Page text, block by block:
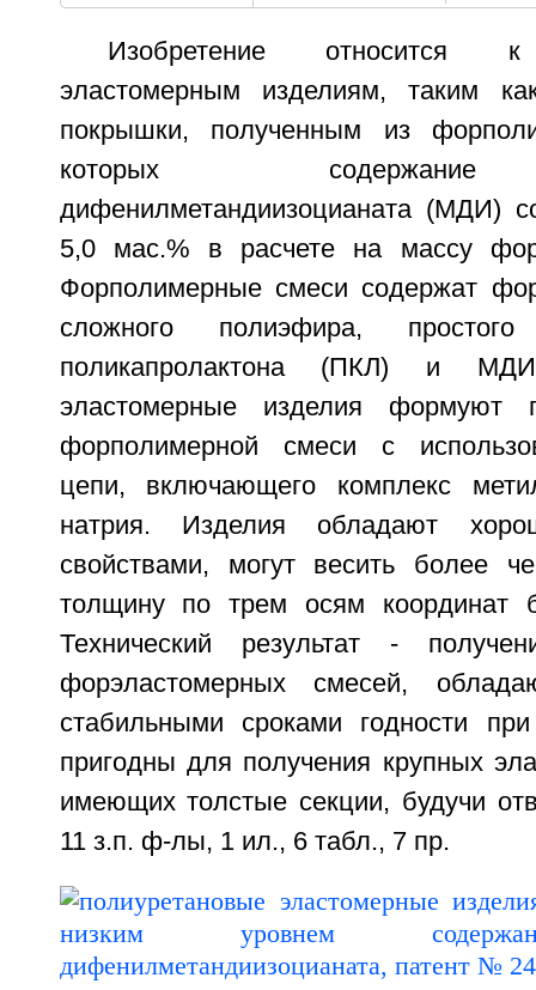
Изобретение относится к
эластомерным изделиям, таким
покрышки, полученным из
которых содержание
дифенилметандиизоцианата (МДИ)
5,0 мас.% в расчете на массу
Форполимерные смеси содержат
сложного полиэфира,
поликапролактона (ПКЛ) и
эластомерные изделия формуют
форполимерной смеси с
цепи, включающего комплекс
натрия. Изделия обладают
свойствами, могут весить более
толщину по трем осям координат
Технический результат -
форэластомерных смесей,
стабильными сроками годности
пригодны для получения крупных
имеющих толстые секции, будучи
11 з.п. ф-лы, 1 ил., 6 табл., 7 пр.